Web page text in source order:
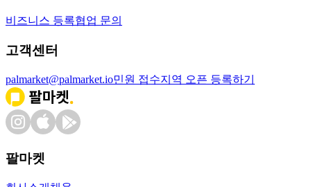
비즈니스 등록협업 문의
고객센터
palmarket@palmarket.io민원 접수지역 오픈 등록하기
팔마켓